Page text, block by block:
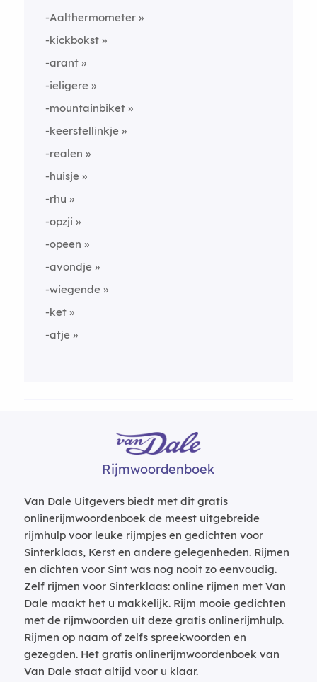
-Aalthermometer
-kickbokst
-arant
-ieligere
-mountainbiket
-keerstellinkje
-realen
-huisje
-rhu
-opzji
-opeen
-avondje
-wiegende
-ket
-atje
Rijmwoordenboek
Van Dale Uitgevers biedt met dit gratis
onlinerijmwoordenboek de meest uitgebreide
rijmhulp voor leuke rijmpjes en gedichten voor
Sinterklaas, Kerst en andere gelegenheden. Rijmen
en dichten voor Sint was nog nooit zo eenvoudig.
Zelf rijmen voor Sinterklaas: online rijmen met Van
Dale maakt het u makkelijk. Rijm mooie gedichten
met de rijmwoorden uit deze gratis onlinerijmhulp.
Rijmen op naam of zelfs spreekwoorden en
gezegden. Het gratis onlinerijmwoordenboek van
Van Dale staat altijd voor u klaar.